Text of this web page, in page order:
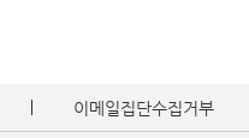
이메일집단수집거부